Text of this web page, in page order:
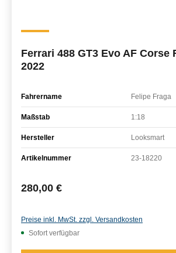
Ferrari 488 GT3 Evo AF Corse
2022
Fahrername Felipe Fraga
Maßstab 1:18
Hersteller Looksmart
Artikelnummer 23-18220
Regulärer Preis:
280,00 €
Preise inkl. MwSt. zzgl. Versandkosten
Sofort verfügbar